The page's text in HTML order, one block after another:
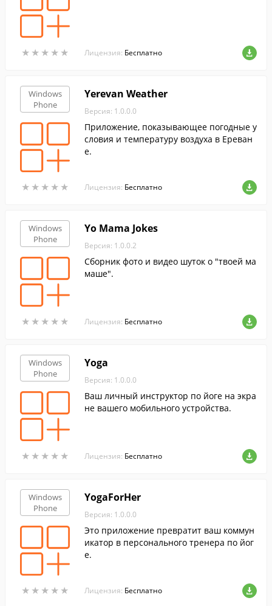
★ ★ ★ ★ ★
★ ★ ★ ★ ★ Лицензия: Бесплатно
Windows
Phone
★ ★ ★ ★ ★
★ ★ ★ ★ ★
Yerevan Weather
Версия: 1.0.0.0
Приложение, показывающее погодные у
словия и температуру воздуха в Ереван
е.
Лицензия: Бесплатно
Windows
Phone
★ ★ ★ ★ ★
★ ★ ★ ★ ★
Yo Mama Jokes
Версия: 1.0.0.2
Сборник фото и видео шуток о "твоей ма
маше".
Лицензия: Бесплатно
Windows
Phone
★ ★ ★ ★ ★
★ ★ ★ ★ ★
Yoga
Версия: 1.0.0.0
Ваш личный инструктор по йоге на экра
не вашего мобильного устройства.
Лицензия: Бесплатно
Windows
Phone
★ ★ ★ ★ ★
★ ★ ★ ★ ★
YogaForHer
Версия: 1.0.0.0
Это приложение превратит ваш коммун
икатор в персонального тренера по йог
е.
Лицензия: Бесплатно